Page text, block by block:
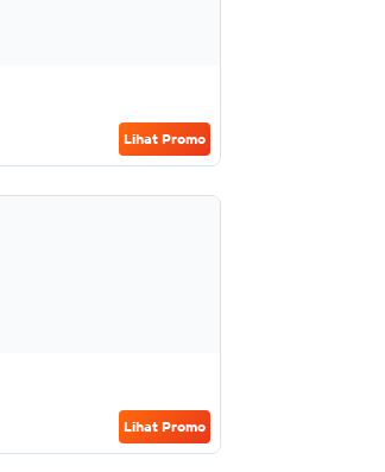
Lihat Promo
Lihat Promo